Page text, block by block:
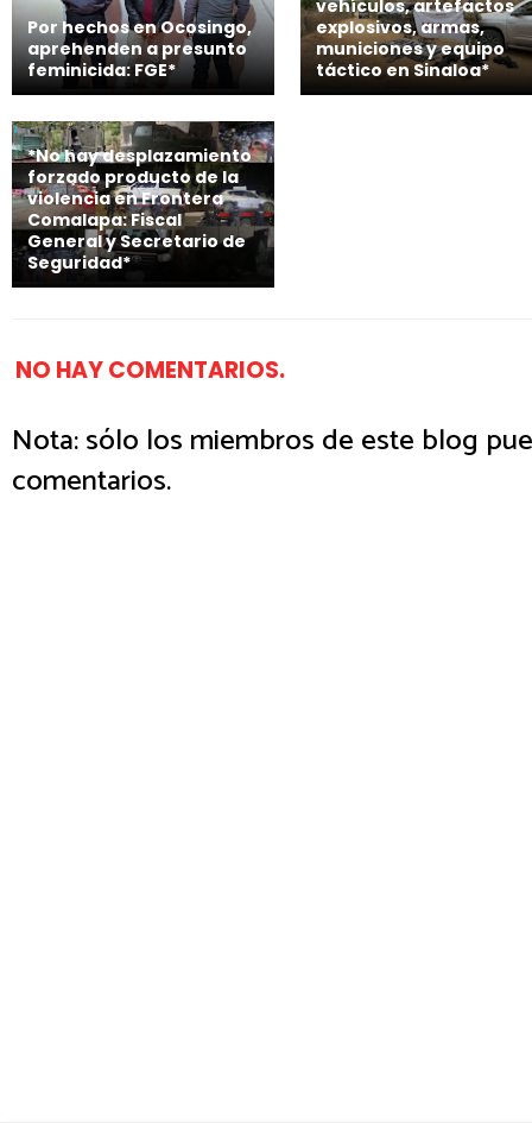
Por hechos en Ocosingo,
aprehenden a presunto
feminicida: FGE*
vehículos, artefactos
explosivos, armas,
municiones y equipo
táctico en Sinaloa*
*No hay desplazamiento
forzado producto de la
violencia en Frontera
Comalapa: Fiscal
General y Secretario de
Seguridad*
NO HAY COMENTARIOS.
Nota: sólo los miembros de este blog
comentarios.